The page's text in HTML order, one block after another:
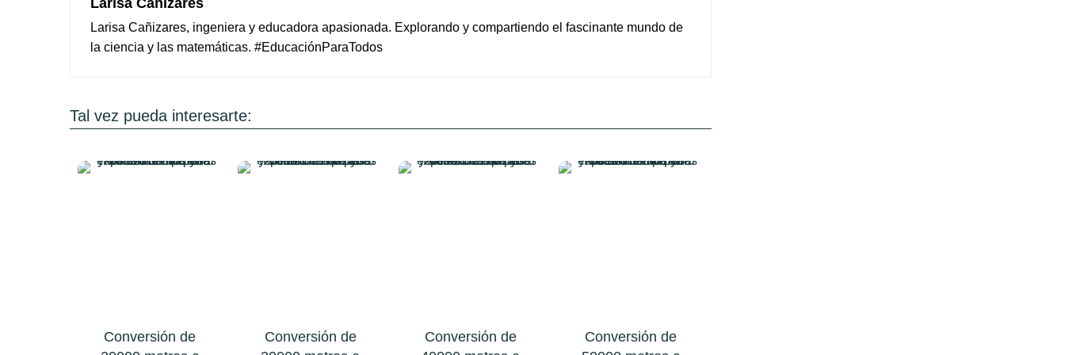
Larisa Cañizares, ingeniera y educadora apasionada. Explorando y compartiendo el fascinante mundo de
la ciencia y las matemáticas. #EducaciónParaTodos
Tal vez pueda interesarte:
Conversión de
Conversión de
Conversión de
Conversión de